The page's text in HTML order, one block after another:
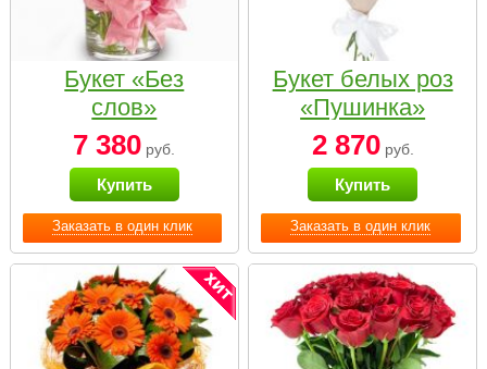
Заказать в один клик
Букет «Без
слов»
7 380 руб.
Купить
Заказать в один клик
Букет белых роз
«Пушинка»
2 870руб.
Купить